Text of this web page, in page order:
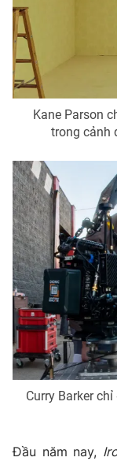
THỜI BÁO VTV
Theo dõi báo trên
Cơ quan chủ quản:
Cơ quan báo chí:
cấp ngày 29/12/
Tổng Biên tập:
Vũ
Phó Tổng Biên tập:
Nguyễn Trọng Ninh
Tổng đài VTV:
Ðiện thoại Thời báo
Email:
Liên hệ quảng cáo:
Kane Parson
trong cảnh
Curry Barker
Đầu năm nay,